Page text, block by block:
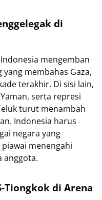
di
mengemban
membahas Gaza,
terakhir. Di sisi lain,
serta represi
turut menambah
Indonesia harus
negara yang
menengahi
anggota.
Tiongkok di Arena